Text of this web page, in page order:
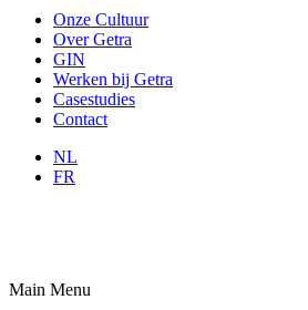
Onze Cultuur
Over Getra
GIN
Werken bij Getra
Casestudies
Contact
NL
FR
Main Menu